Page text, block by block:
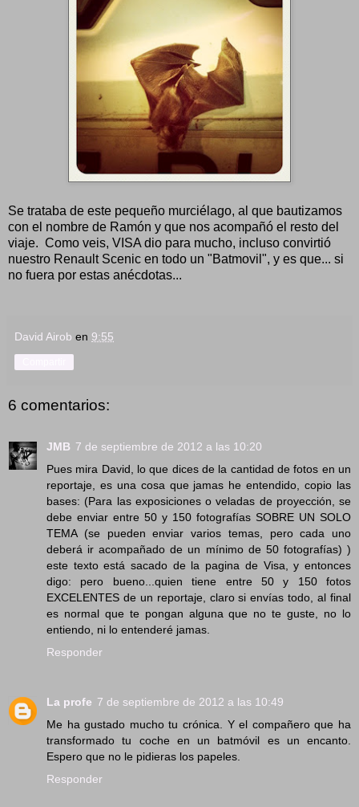
Se trataba de este pequeño murciélago, al que bautizamos
con el nombre de Ramón y que nos acompañó el resto del
viaje. Como veis, VISA dio para mucho, incluso convirtió
nuestro Renault Scenic en todo un "Batmovil", y es que... si
no fuera por estas anécdotas...
David Airob en 9:55
6 comentarios:
JMB 7 de septiembre de 2012 a las 10:20
Pues mira David, lo que dices de la cantidad de fotos en un
reportaje, es una cosa que jamas he entendido, copio las
bases: (Para las exposiciones o veladas de proyección, se
debe enviar entre 50 y 150 fotografías SOBRE UN SOLO
TEMA (se pueden enviar varios temas, pero cada uno
deberá ir acompañado de un mínimo de 50 fotografías) )
este texto está sacado de la pagina de Visa, y entonces
digo: pero bueno...quien tiene entre 50 y 150 fotos
EXCELENTES de un reportaje, claro si envías todo, al final
es normal que te pongan alguna que no te guste, no lo
entiendo, ni lo entenderé jamas.
Responder
La profe 7 de septiembre de 2012 a las 10:49
Me ha gustado mucho tu crónica. Y el compañero que ha
transformado tu coche en un batmóvil es un encanto.
Espero que no le pidieras los papeles.
Responder